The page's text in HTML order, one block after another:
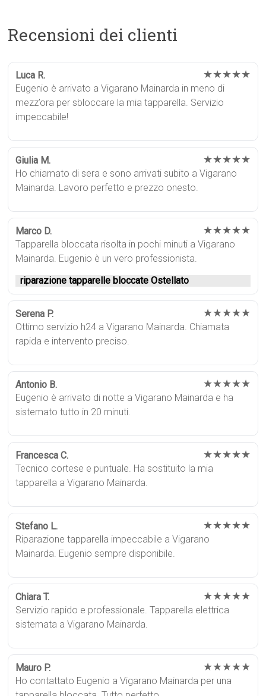
Recensioni dei clienti
Luca R. ★★★★★
Eugenio è arrivato a Vigarano Mainarda in meno di
mezz’ora per sbloccare la mia tapparella. Servizio
impeccabile!
Giulia M. ★★★★★
Ho chiamato di sera e sono arrivati subito a Vigarano
Mainarda. Lavoro perfetto e prezzo onesto.
Marco D. ★★★★★
Tapparella bloccata risolta in pochi minuti a Vigarano
Mainarda. Eugenio è un vero professionista.
riparazione tapparelle bloccate Ostellato
Serena P. ★★★★★
Ottimo servizio h24 a Vigarano Mainarda. Chiamata
rapida e intervento preciso.
Antonio B. ★★★★★
Eugenio è arrivato di notte a Vigarano Mainarda e ha
sistemato tutto in 20 minuti.
Francesca C. ★★★★★
Tecnico cortese e puntuale. Ha sostituito la mia
tapparella a Vigarano Mainarda.
Stefano L. ★★★★★
Riparazione tapparella impeccabile a Vigarano
Mainarda. Eugenio sempre disponibile.
Chiara T. ★★★★★
Servizio rapido e professionale. Tapparella elettrica
sistemata a Vigarano Mainarda.
Mauro P. ★★★★★
Ho contattato Eugenio a Vigarano Mainarda per una